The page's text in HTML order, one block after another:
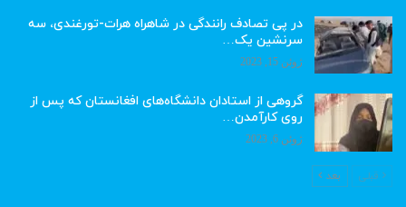
در پی تصادف رانندگی در شاهراه هرات-تورغندی، سه
سرنشین یک…
ژوئن 15, 2023
گروهی از استادان دانشگاه‌های افغانستان که پس از
روی کارآمدن…
ژوئن 6, 2023
قبلی بعد